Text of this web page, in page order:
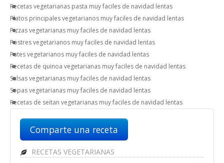
Recetas vegetarianas pasta muy faciles de navidad lentas
Platos principales vegetarianos muy faciles de navidad lentas
Pizzas vegetarianas muy faciles de navidad lentas
Postres vegetarianos muy faciles de navidad lentas
Pates vegetarianos muy faciles de navidad lentas
Recetas de quinoa vegetarianas muy faciles de navidad lentas
Salsas vegetarianas muy faciles de navidad lentas
Sopas vegetarianas muy faciles de navidad lentas
Recetas de seitan vegetarianas muy faciles de navidad lentas
Comparte una receta
RECETAS VEGETARIANAS